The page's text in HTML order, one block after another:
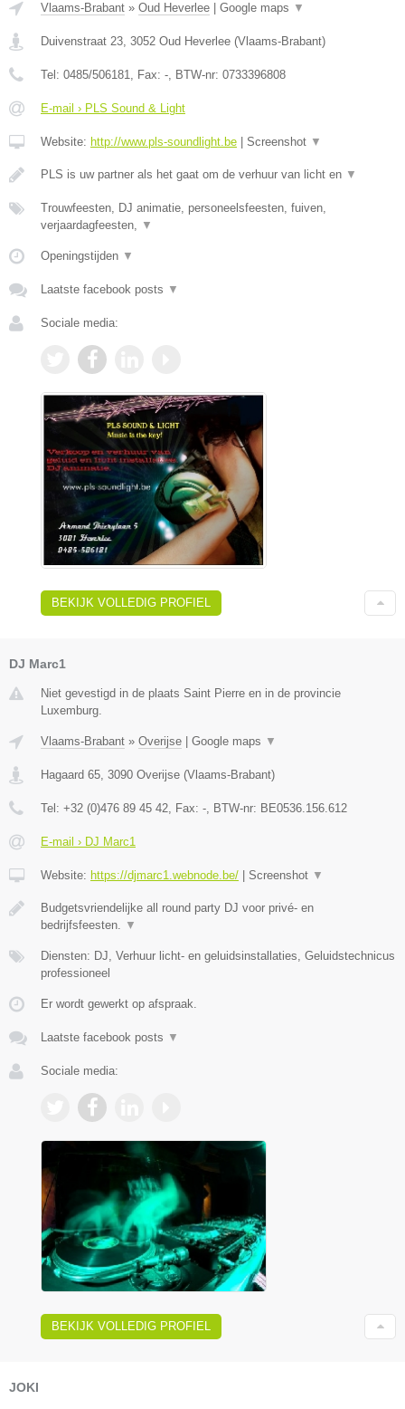
Vlaams-Brabant » Oud Heverlee Google maps ▼
Duivenstraat 23, 3052 Oud Heverlee (Vlaams-Brabant)
Tel: 0485/506181, Fax: -, BTW-nr: 0733396808
E-mail › PLS Sound & Light
Website: http://www.pls-soundlight.be Screenshot ▼
PLS is uw partner als het gaat om de verhuur van licht en ▼
Trouwfeesten, DJ animatie, personeelsfeesten, fuiven,
verjaardagfeesten, ▼
Openingstijden ▼
Laatste facebook posts ▼
Sociale media:
BEKIJK VOLLEDIG PROFIEL
DJ Marc1
Niet gevestigd in de plaats Saint Pierre en in de provincie
Luxemburg.
Vlaams-Brabant » Overijse Google maps ▼
Hagaard 65 3090 Overijse (Vlaams-Brabant)
Tel: +32 (0)476 89 45 42 , Fax: - , BTW-nr: BE0536.156.612
E-mail › DJ Marc1
Website: https://djmarc1.webnode.be/ Screenshot ▼
Budgetsvriendelijke all round party DJ voor privé- en
bedrijfsfeesten.
▼
Diensten: DJ, Verhuur licht- en geluidsinstallaties, Geluidstechnicus
professioneel
Er wordt gewerkt op afspraak.
Laatste facebook posts ▼
Sociale media:
BEKIJK VOLLEDIG PROFIEL
JOKI